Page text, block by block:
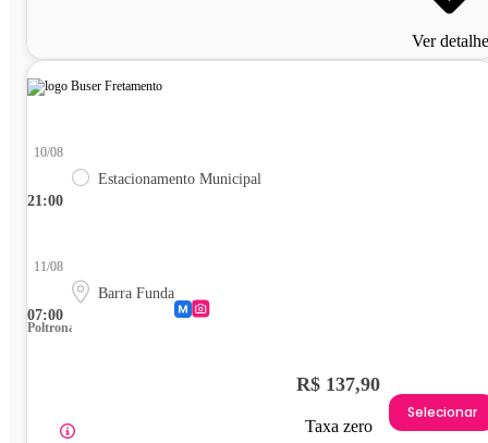
Ver
21:00
10/08
Estacionamento Municipal
07:00
11/08
Barra Funda
Poltrona
R$ 137,90
Taxa zero
Selecionar